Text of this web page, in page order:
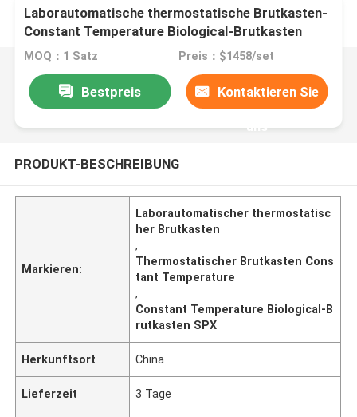
Laborautomatische thermostatische Brutkasten-
Constant Temperature Biological-Brutkasten
MOQ：1 Satz Preis：$1458/set
Bestpreis Kontaktieren Sie
uns
PRODUKT-BESCHREIBUNG
Markieren:
Laborautomatischer thermostatisc
her Brutkasten
,
Thermostatischer Brutkasten Cons
tant Temperature
,
Constant Temperature Biological-B
rutkasten SPX
Herkunftsort China
Lieferzeit 3 Tage